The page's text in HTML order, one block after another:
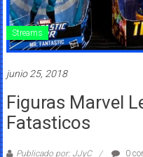
Streams
junio 25, 2018
Figuras Marvel
Fatasticos
Publicado por: JJyC
0